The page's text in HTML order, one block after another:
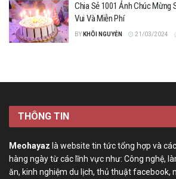
Chia Sẻ 1001 Ảnh Chúc
Vui Và Miễn Phí
BY KHÔI NGUYỄN 21/03/2024
THÔNG TIN
Meohayaz là website tin tức tổng hợp và
hàng ngày từ các lĩnh vực như: Công nghệ,
ăn, kinh nghiệm du lịch, thủ thuật facebook,